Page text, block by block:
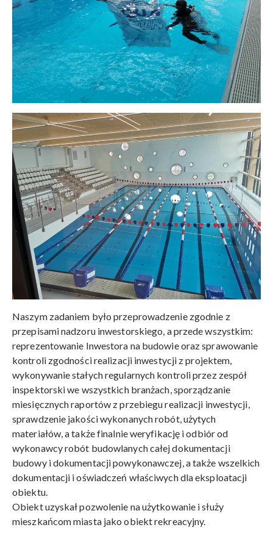
Naszym zadaniem było przeprowadzenie zgodnie z
przepisami nadzoru inwestorskiego, a przede wszystkim:
reprezentowanie Inwestora na budowie oraz sprawowanie
kontroli zgodności realizacji inwestycji z projektem,
wykonywanie stałych regularnych kontroli przez zespół
inspektorski we wszystkich branżach, sporządzanie
miesięcznych raportów z przebiegu realizacji inwestycji,
sprawdzenie jakości wykonanych robót, użytych
materiałów, a także finalnie weryfikację i odbiór od
wykonawcy robót budowlanych całej dokumentacji
budowy i dokumentacji powykonawczej, a także wszelkich
dokumentacji i oświadczeń właściwych dla eksploatacji
obiektu.
Obiekt uzyskał pozwolenie na użytkowanie i służy
mieszkańcom miasta jako obiekt rekreacyjny.